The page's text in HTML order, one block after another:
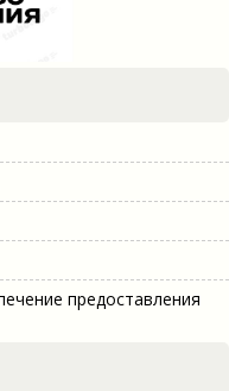
предоставления